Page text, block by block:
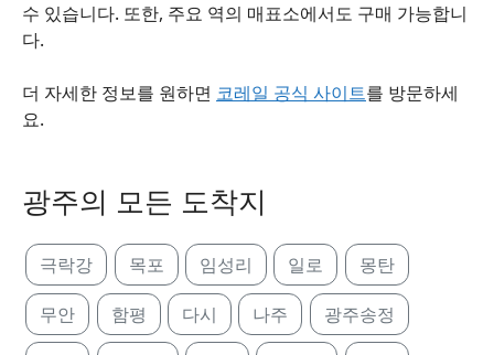
수 있습니다. 또한, 주요 역의 매표소에서도 구매 가능합니
다.
더 자세한 정보를 원하면 코레일 공식 사이트를 방문하세
요.
광주의 모든 도착지
극락강 목포 임성리 일로 몽탄
무안 함평 다시 나주 광주송정